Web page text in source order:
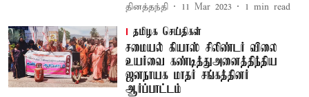
தினத்தந்தி 11 Mar 2023 1 min read
தமிழக செய்திகள்
சமையல் கியாஸ் சிலிண்டர் விலை
உயர்வை கண்டித்துஅனைத்திந்திய
ஜனநாயக மாதர் சங்கத்தினர்
ஆர்ப்பாட்டம்